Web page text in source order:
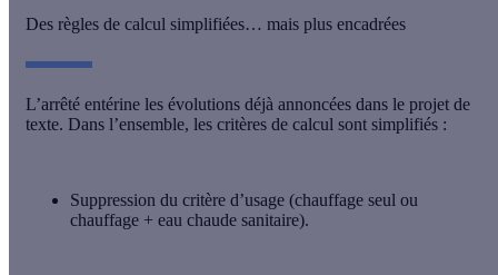
Des règles de calcul simplifiées… mais plus encadrées
L’arrêté entérine les évolutions déjà annoncées dans le projet de
texte. Dans l’ensemble, les critères de calcul sont simplifiés :
Suppression du critère d’usage (chauffage seul ou
chauffage + eau chaude sanitaire).